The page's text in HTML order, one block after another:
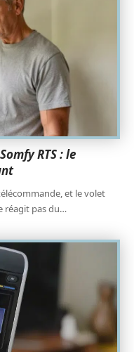
RTS : le
et le volet
réagit pas du…